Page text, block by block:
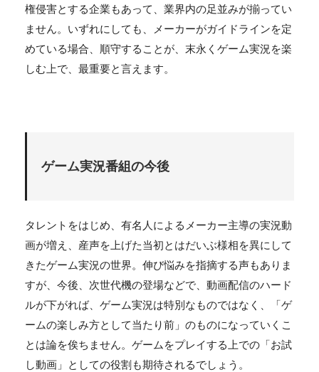
権侵害とする企業もあって、業界内の足並みが揃ってい
ません。いずれにしても、メーカーがガイドラインを定
めている場合、順守することが、末永くゲーム実況を楽
しむ上で、最重要と言えます。
ゲーム実況番組の今後
タレントをはじめ、有名人によるメーカー主導の実況動
画が増え、産声を上げた当初とはだいぶ様相を異にして
きたゲーム実況の世界。伸び悩みを指摘する声もありま
すが、今後、次世代機の登場などで、動画配信のハード
ルが下がれば、ゲーム実況は特別なものではなく、「ゲ
ームの楽しみ方として当たり前」のものになっていくこ
とは論を俟ちません。ゲームをプレイする上での「お試
し動画」としての役割も期待されるでしょう。